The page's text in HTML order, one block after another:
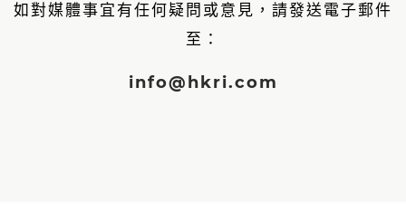
如對媒體事宜有任何疑問或意見，請發送電子郵件
至：
info@hkri.com